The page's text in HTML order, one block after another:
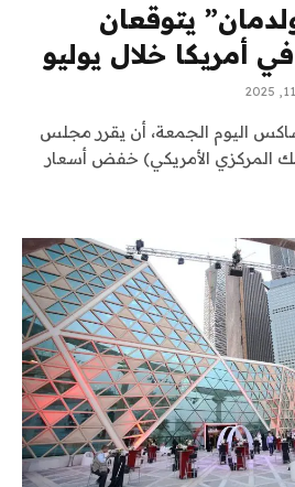
يتوقعان
أمريكا خلال يوليو
اليوم الجمعة، أن يقرر مجلس
المركزي الأمريكي) خفض أسعار